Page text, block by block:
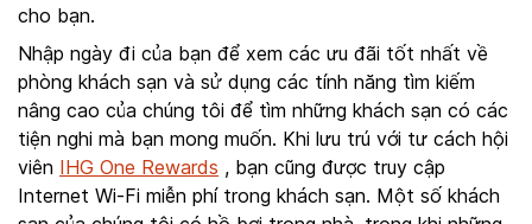
cho bạn.
Nhập ngày đi của bạn để xem các ưu đãi tốt nhất về
phòng khách sạn và sử dụng các tính năng tìm kiếm
nâng cao của chúng tôi để tìm những khách sạn có các
tiện nghi mà bạn mong muốn. Khi lưu trú với tư cách hội
viên IHG One Rewards , bạn cũng được truy cập
Internet Wi-Fi miễn phí trong khách sạn. Một số khách